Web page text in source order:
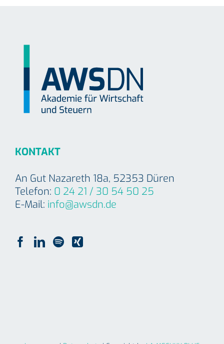
KONTAKT
An Gut Nazareth 18a, 52353 Düren
Telefon: 0 24 21 / 30 54 50 25
E-Mail: info@awsdn.de